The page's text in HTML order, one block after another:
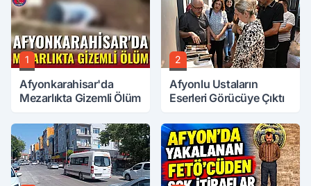
1
Afyonkarahisar'da
Mezarlıkta Gizemli Ölüm
2
Afyonlu Ustaların
Eserleri Görücüye Çıktı